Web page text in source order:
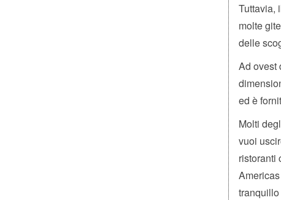
Tuttavia,
molte
delle
Ad ovest
ed è
Molti
vuoi
ristoranti